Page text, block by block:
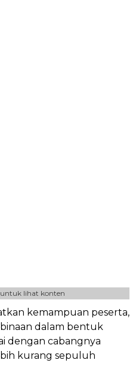
lihat konten
kemampuan peserta,
dalam bentuk
dengan cabangnya
kurang sepuluh